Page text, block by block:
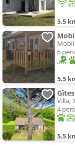
5.5
6
5.5
Villa,
4
5.5